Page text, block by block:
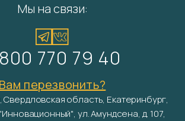
Мы на связи:
770 79 40
Вам перезвонить?
Свердловская область, Екатеринбург,
ул. Амундсена, д. 107,